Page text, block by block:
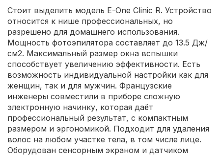
Стоит выделить модель E-One Clinic R. Устройство
относится к нише профессиональных, но
разрешено для домашнего использования.
Мощность фотоэпилятора составляет до 13.5 Дж/
см2. Максимальный размер окна вспышки
способствует увеличению эффективности. Есть
возможность индивидуальной настройки как для
женщин, так и для мужчин. Французские
инженеры совместили в приборе сложную
электронную начинку, которая даёт
профессиональный результат, с компактным
размером и эргономикой. Подходит для удаления
волос на любом участке тела, в том числе лице.
Оборудован сенсорным экраном и датчиком